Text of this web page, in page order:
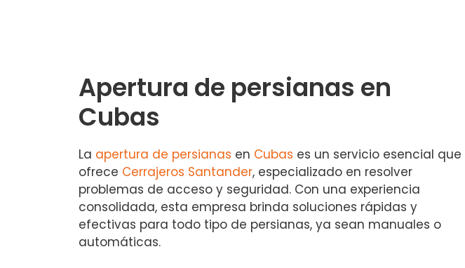
Apertura de persianas en
Cubas
La apertura de persianas en Cubas es un servicio esencial que
ofrece Cerrajeros Santander, especializado en resolver
problemas de acceso y seguridad. Con una experiencia
consolidada, esta empresa brinda soluciones rápidas y
efectivas para todo tipo de persianas, ya sean manuales o
automáticas.